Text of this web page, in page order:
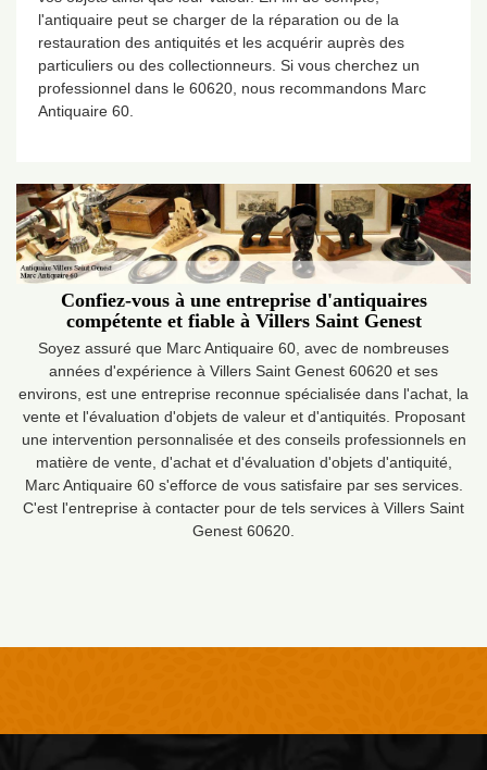
l'antiquaire peut se charger de la réparation ou de la
restauration des antiquités et les acquérir auprès des
particuliers ou des collectionneurs. Si vous cherchez un
professionnel dans le 60620, nous recommandons Marc
Antiquaire 60.
Confiez-vous à une entreprise d'antiquaires
compétente et fiable à Villers Saint Genest
Soyez assuré que Marc Antiquaire 60, avec de nombreuses
années d'expérience à Villers Saint Genest 60620 et ses
environs, est une entreprise reconnue spécialisée dans l'achat, la
vente et l'évaluation d'objets de valeur et d'antiquités. Proposant
une intervention personnalisée et des conseils professionnels en
matière de vente, d'achat et d'évaluation d'objets d'antiquité,
Marc Antiquaire 60 s'efforce de vous satisfaire par ses services.
C'est l'entreprise à contacter pour de tels services à Villers Saint
Genest 60620.